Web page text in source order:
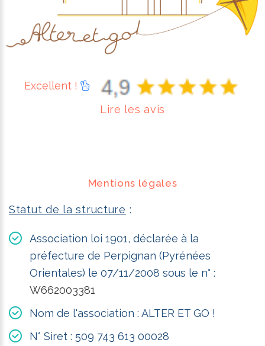
Excellent !
Lire les avis
Mentions légales
Statut de la structure :
Association loi 1901, déclarée à la
préfecture de Perpignan (Pyrénées
Orientales) le 07/11/2008 sous le n° :
W662003381
Nom de l'association : ALTER ET GO !
N° Siret : 509 743 613 00028